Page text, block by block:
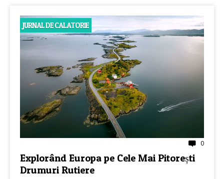
JURNAL DE CALATORIE
0
Explorând Europa pe Cele Mai Pitorești
Drumuri Rutiere